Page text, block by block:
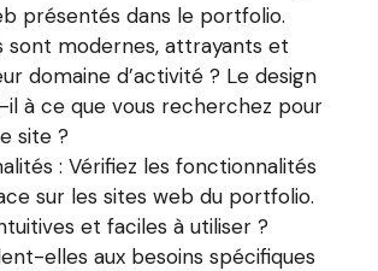
présentés dans le portfolio.
sont modernes, attrayants et
domaine d’activité ? Le design
à ce que vous recherchez pour
site ?
: Vérifiez les fonctionnalités
sur les sites web du portfolio.
et faciles à utiliser ?
elles aux besoins spécifiques